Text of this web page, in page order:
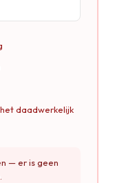
daadwerkelijk
— er is geen